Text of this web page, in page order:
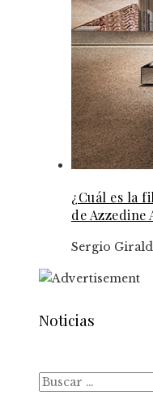
¿Cuál es la
de Azzedine
Sergio
Noticias
Buscar: